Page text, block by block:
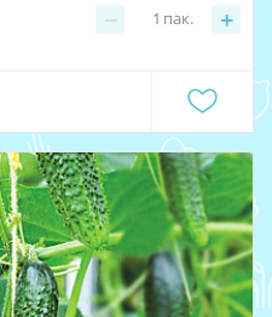
− +
1 пак.